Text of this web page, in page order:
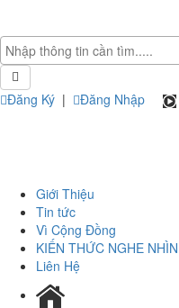
Đăng Ký | Đăng Nhập
Giới Thiệu
Tin tức
Vì Cộng Đồng
KIẾN THỨC NGHE NHÌN
Liên Hệ